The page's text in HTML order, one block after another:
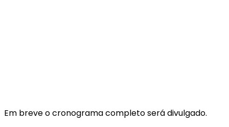
Em breve o cronograma completo será divulgado.